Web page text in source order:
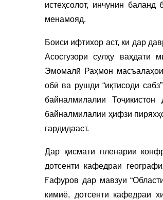
истеҳсолот, инчунин
менамояд.
Боиси ифтихор аст, ки дар
Асосгузори сулҳу ваҳдати
Эмомалӣ Раҳмон масъалаҳои
обӣ ва рушди “иқтисоди
байналмилалии
байналмилалии ҳифзи
гардидааст.
Дар қисмати пленарии
дотсенти кафедраи
Ғафуров дар мавзуи
кимиё, дотсенти кафедраи